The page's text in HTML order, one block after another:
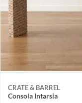
CRATE & BARREL
Consola Intarsia